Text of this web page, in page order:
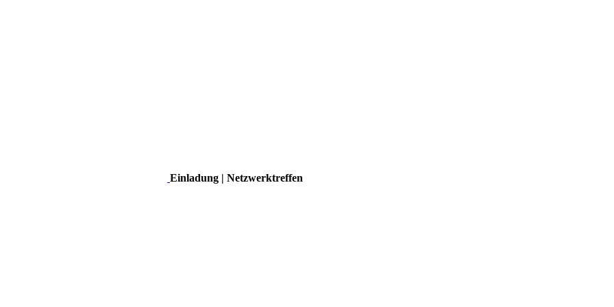
Einladung | Netzwerktreffen